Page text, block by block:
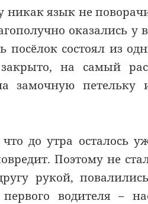
никак язык не
оказались у
посёлок состоял из
на самый
замочную петельку
до утра осталось
Поэтому не
рукой,
водителя –